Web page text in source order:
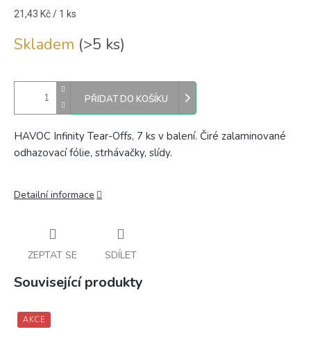
Měrná
21,43 Kč / 1 ks
Skladem (>5 ks)
PŘIDAT DO KOŠÍKU
HAVOC Infinity Tear-Offs, 7 ks v balení. Čiré zalaminované
odhazovací fólie, strhávačky, slídy.
Detailní informace
ZEPTAT SE SDÍLET
Související produkty
AKCE